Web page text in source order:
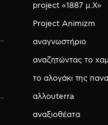
project «1887 μ.Χ»
Project Animizm
αναγνωστήριο
αναζητώντας το
το αλογάκι της
αλλουterra
αναξιοθέατα